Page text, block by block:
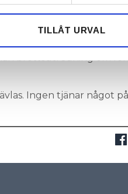
även sådana
som vi samarbetar
TILLÅT URVAL
och annan
kan ha gjort
brottsutredning om
Ingen tjänar något